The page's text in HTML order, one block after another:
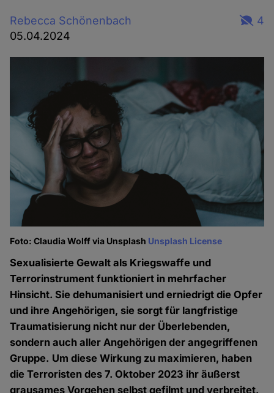
Rebecca Schönenbach
05.04.2024
4
Foto: Claudia Wolff via Unsplash Unsplash License
Sexualisierte Gewalt als Kriegswaffe und
Terrorinstrument funktioniert in mehrfacher
Hinsicht. Sie dehumanisiert und erniedrigt die Opfer
und ihre Angehörigen, sie sorgt für langfristige
Traumatisierung nicht nur der Überlebenden,
sondern auch aller Angehörigen der angegriffenen
Gruppe. Um diese Wirkung zu maximieren, haben
die Terroristen des 7. Oktober 2023 ihr äußerst
grausames Vorgehen selbst gefilmt und verbreitet.